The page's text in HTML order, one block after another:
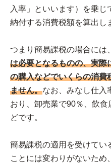
入率」といいます）を乗じ
納付する消費税額を算出し
つまり簡易課税の場合には、
は必要となるものの、実際
の購入などでいくらの消費
ません。なお、みなし仕入
おり、卸売業で90％、飲
どです。
簡易課税の適用を受けてい
ことには変わりがないため